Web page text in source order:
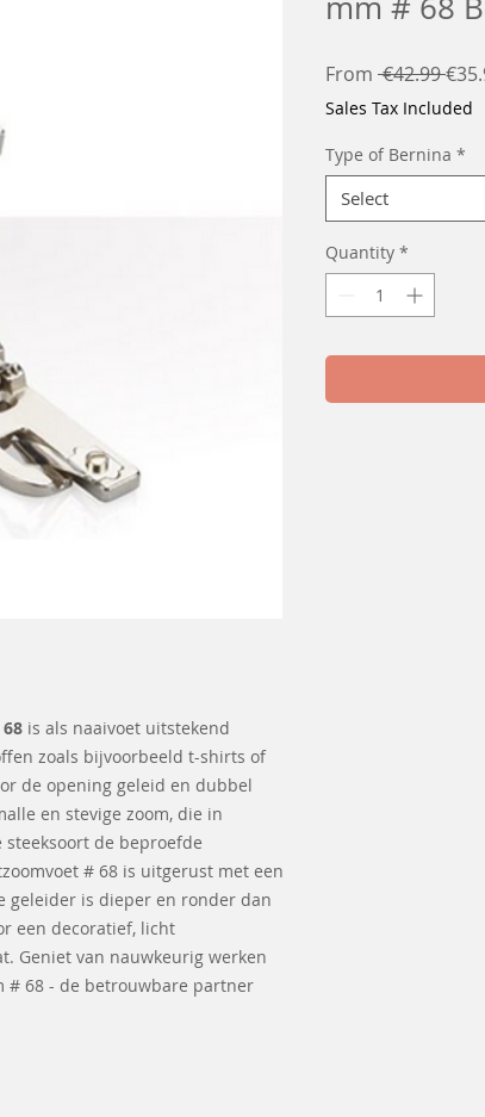
is als naaivoet uitstekend
zoals bijvoorbeeld t-shirts of
de opening geleid en dubbel
en stevige zoom, die in
de beproefde
# 68 is uitgerust met een
geleider is dieper en ronder dan
een decoratief, licht
Geniet van nauwkeurig werken
# 68 - de betrouwbare partner
From €42.99
Price
Sales Tax Included
Type of Bernina *
Select
Quantity *